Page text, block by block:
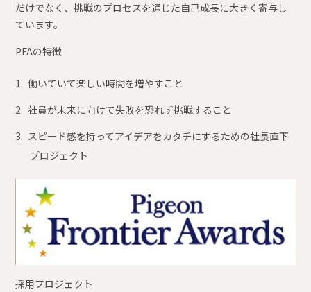
だけでなく、挑戦のプロセスを通じた自己成長に大きく寄与し
ています。
PFAの特徴
働いていて楽しい時間を増やすこと
社員が未来に向けて失敗を恐れず挑戦すること
スピード感を持ってアイデアをカタチにするための社長直下
プロジェクト
採用プロジェクト